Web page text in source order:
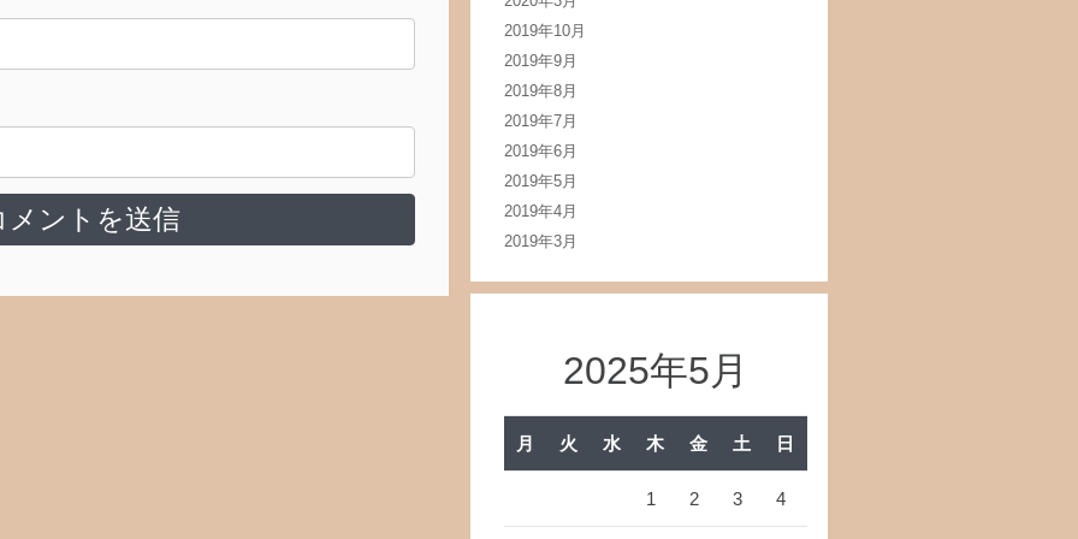
2019年10月
2019年9月
2019年8月
2019年7月
2019年6月
2019年5月
2019年4月
2019年3月
2025年5月
月 火 水 木 金 土 日
1 2 3 4